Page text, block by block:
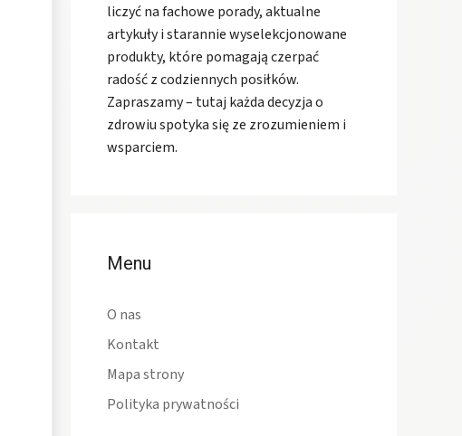
liczyć na fachowe porady, aktualne
artykuły i starannie wyselekcjonowane
produkty, które pomagają czerpać
radość z codziennych posiłków.
Zapraszamy – tutaj każda decyzja o
zdrowiu spotyka się ze zrozumieniem i
wsparciem.
Menu
O nas
Kontakt
Mapa strony
Polityka prywatności